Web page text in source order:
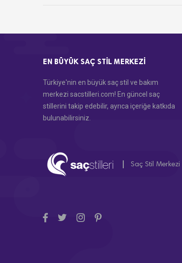
EN BÜYÜK SAÇ STIL MERKEZI
Türkiye'nin en büyük saç stil ve bakım
merkezi sacstilleri.com! En güncel saç
stillerini takip edebilir, ayrıca içeriğe katkıda
bulunabilirsiniz.
Saç Stil Merkezi